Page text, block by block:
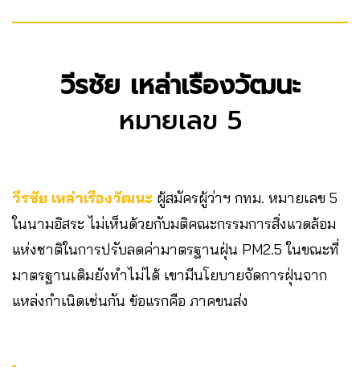
วีรชัย เหล่าเรืองวัฒนะ
หมายเลข 5
วีรชัย เหล่าเรืองวัฒนะ ผู้สมัครผู้ว่าฯ กทม. หมายเลข 5
ในนามอิสระ ไม่เห็นด้วยกับมติคณะกรรมการสิ่งแวดล้อม
แห่งชาติในการปรับลดค่ามาตรฐานฝุ่น PM2.5 ในขณะที่
มาตรฐานเดิมยังทำไม่ได้ เขามีนโยบายจัดการฝุ่นจาก
แหล่งกำเนิดเช่นกัน ข้อแรกคือ ภาคขนส่ง